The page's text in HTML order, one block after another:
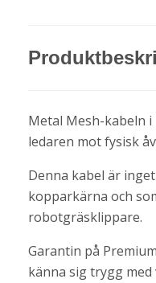
Metal Mesh-kabeln
ledaren mot fysisk
Denna kabel är
kopparkärna och
robotgräsklippare.
Garantin på
känna sig trygg